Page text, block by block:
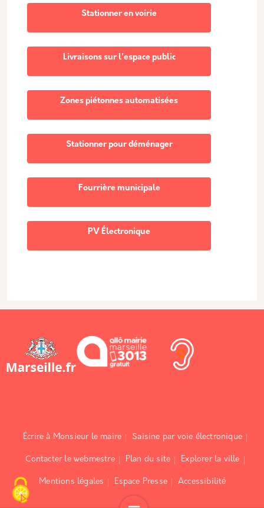
Stationner en voirie
Livraisons sur l'espace public
Zones piétonnes automatisées
Stationner pour déménager
Fourrière municipale
PV Électronique
Écrire à Monsieur le maire Saisine par voie électronique
Contacter le webmestre Plan du site Explorer la ville
Mentions légales Espace Presse Accessibilité